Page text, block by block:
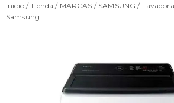
Inicio/Tienda / MARCAS / SAMSUNG /
Samsung